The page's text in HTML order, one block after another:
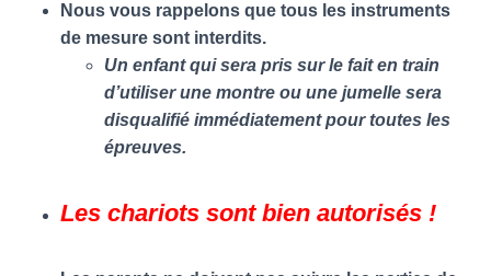
Nous vous rappelons que tous les instruments
de mesure sont interdits.
Un enfant qui sera pris sur le fait en train
d’utiliser une montre ou une jumelle sera
disqualifié immédiatement pour toutes les
épreuves.
Les chariots sont bien autorisés !